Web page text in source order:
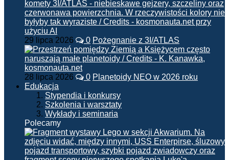
29 lipca 2026 0 Pożegnanie z 3I/ATLAS
28 lipca 2026 0 Planetoidy NEO w 2026 roku
Edukacja
Stypendia i konkursy
Szkolenia i warsztaty
Wykłady i seminaria
Polecamy